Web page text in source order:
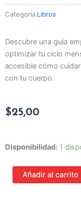
Categoría Libros
Descubre una guía
optimizar tu ciclo
accesible cómo
con tu cuerpo.
$25,00
Disponibilidad: 1
Cómo
menstrual
Añadir al carrito